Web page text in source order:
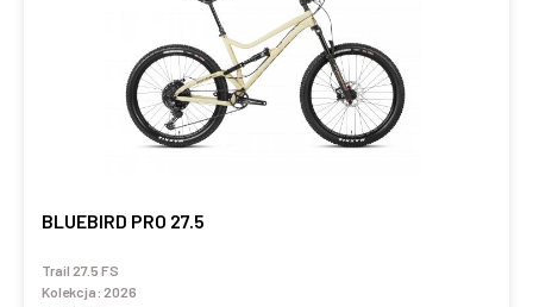
BLUEBIRD PRO 27.5
Trail 27.5 FS
Kolekcja: 2026